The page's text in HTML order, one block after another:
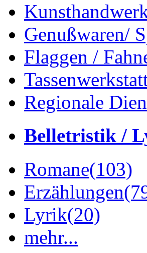
Genußwaren/
Flaggen /
Regionale
Belletristik /
Romane(103)
Erzählungen
Lyrik(20)
mehr...